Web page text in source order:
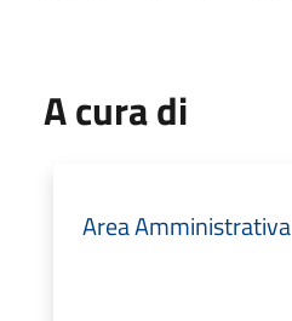
A cura di
Area Amministrativa